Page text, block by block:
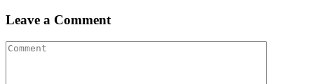
Leave a Comment